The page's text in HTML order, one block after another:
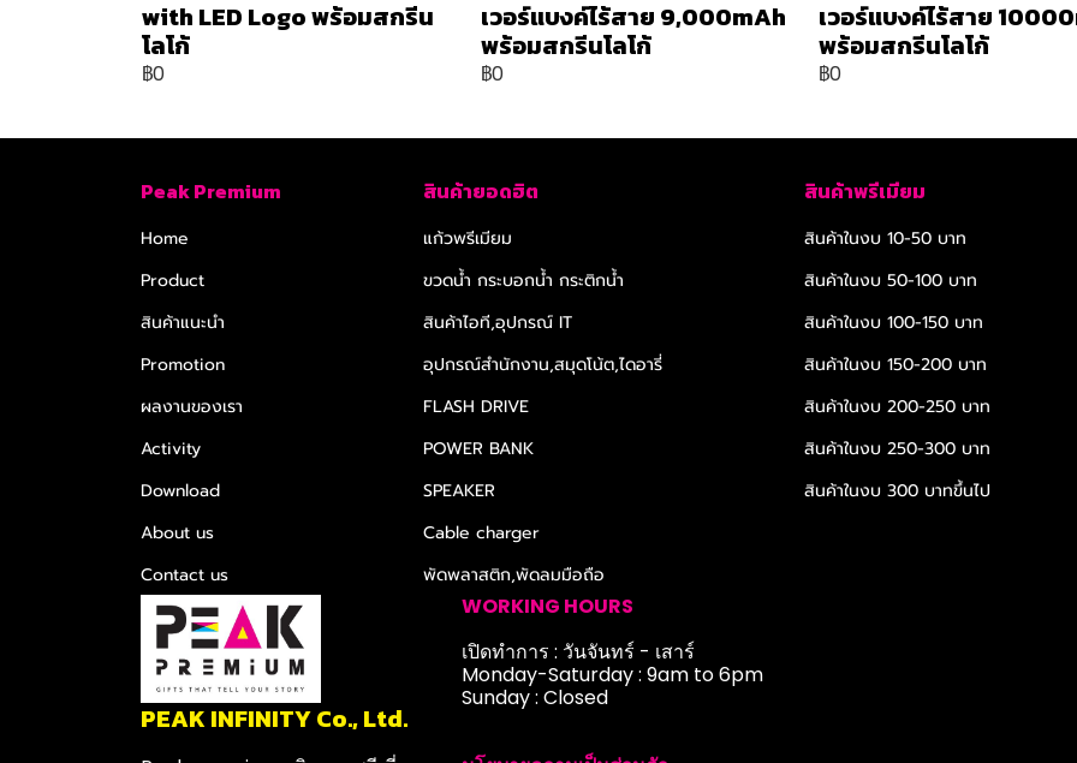
with LED Logo พร้อมสกรีน
โลโก้
฿0
เวอร์แบงค์ไร้สาย 9,000mAh
พร้อมสกรีนโลโก้
฿0
เวอร์แบงค์ไร้สาย
พร้อมสกรีนโลโก้
฿0
Peak Premium
Home
Product
สินค้าแนะนำ
Promotion
ผลงานของเรา
Activity
Download
About us
Contact us
สินค้ายอดฮิต
แก้วพรีเมียม
ขวดน้ำ กระบอกน้ำ กระติกน้ำ
สินค้าไอที,อุปกรณ์ IT
อุปกรณ์สำนักงาน,สมุดโน้ต,ไดอารี่
FLASH DRIVE
POWER BANK
SPEAKER
Cable charger
พัดพลาสติก,พัดลมมือถือ
สินค้าพรีเมียม
สินค้าในงบ 10-50 บาท
สินค้าในงบ 50-100 บาท
สินค้าในงบ 100-150 บาท
สินค้าในงบ 150-200 บาท
สินค้าในงบ 200-250 บาท
สินค้าในงบ 250-300 บาท
สินค้าในงบ 300 บาทขึ้นไป
PEAK INFINITY Co., Ltd.
WORKING HOURS
เปิดทำการ : วันจันทร์ - เสาร์
Monday-Saturday : 9am to 6pm
Sunday : Closed